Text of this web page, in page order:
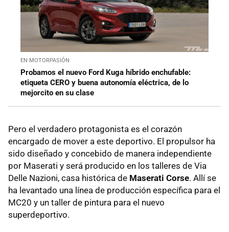
EN MOTORPASIÓN
Probamos el nuevo Ford Kuga híbrido enchufable:
etiqueta CERO y buena autonomía eléctrica, de lo
mejorcito en su clase
Pero el verdadero protagonista es el corazón
encargado de mover a este deportivo. El propulsor ha
sido diseñado y concebido de manera independiente
por Maserati y será producido en los talleres de Via
Delle Nazioni, casa histórica de Maserati Corse. Allí se
ha levantado una línea de producción específica para el
MC20 y un taller de pintura para el nuevo
superdeportivo.